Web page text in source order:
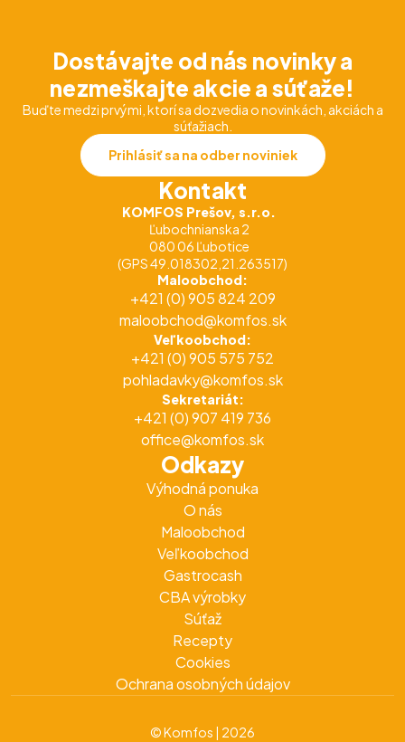
Kontakt
KOMFOS Prešov, s.r.o.
Ľubochnianska 2
080 06 Ľubotice
(GPS 49.018302,21.263517)
Maloobchod:
+421 (0) 905 824 209
maloobchod@komfos.sk
Veľkoobchod:
+421 (0) 905 575 752
pohladavky@komfos.sk
Sekretariát:
+421 (0) 907 419 736
office@komfos.sk
Odkazy
Výhodná ponuka
O nás
Maloobchod
Veľkoobchod
Gastrocash
CBA výrobky
Súťaž
Recepty
Cookies
Ochrana osobných údajov
Dostávajte od nás novinky a
nezmeškajte akcie a súťaže!
Buďte medzi prvými, ktorí sa dozvedia o novinkách, akciách a
súťažiach.
Prihlásiť sa na odber noviniek
© Komfos | 2026